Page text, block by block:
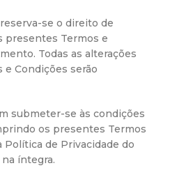
se o direito de
presentes Termos e
Todas as alterações
e Condições serão
submeter-se às condições
os presentes Termos
Política de Privacidade do
íntegra.